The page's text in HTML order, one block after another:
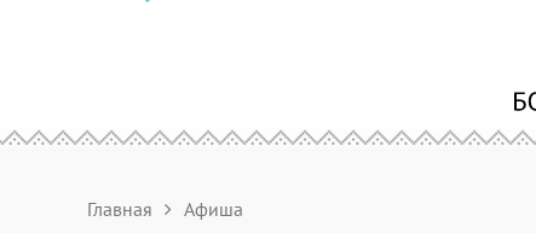
Главная Афиша